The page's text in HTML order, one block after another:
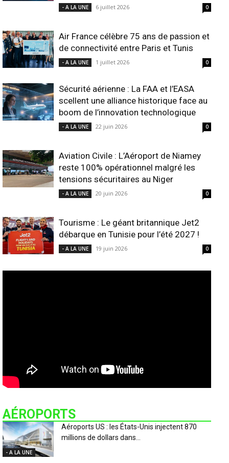
- A LA UNE 6 juillet 2026 0
Air France célèbre 75 ans de passion et
de connectivité entre Paris et Tunis
- A LA UNE 1 juillet 2026 0
Sécurité aérienne : La FAA et l’EASA
scellent une alliance historique face au
boom de l’innovation technologique
- A LA UNE 22 juin 2026 0
Aviation Civile : L’Aéroport de Niamey
reste 100% opérationnel malgré les
tensions sécuritaires au Niger
- A LA UNE 20 juin 2026 0
Tourisme : Le géant britannique Jet2
débarque en Tunisie pour l’été 2027 !
- A LA UNE 19 juin 2026 0
AÉROPORTS
- A LA UNE
Aéroports US : les États-Unis injectent 870
millions de dollars dans...